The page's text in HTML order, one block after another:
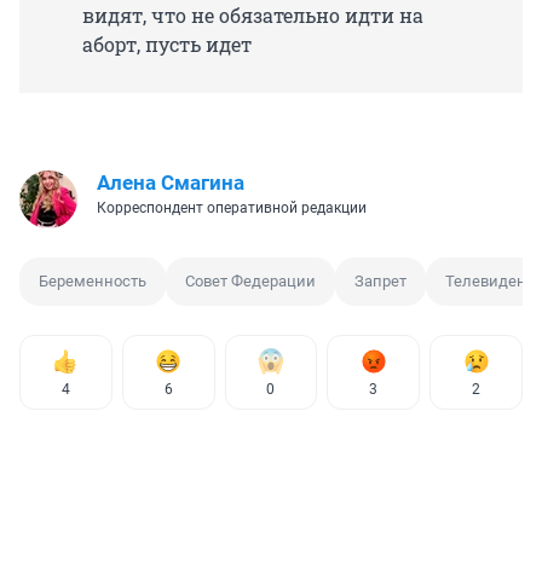
видят, что не обязательно идти на
аборт, пусть идет
Алена Смагина
Корреспондент оперативной редакции
Беременность Совет Федерации Запрет
4 6 0 3 2